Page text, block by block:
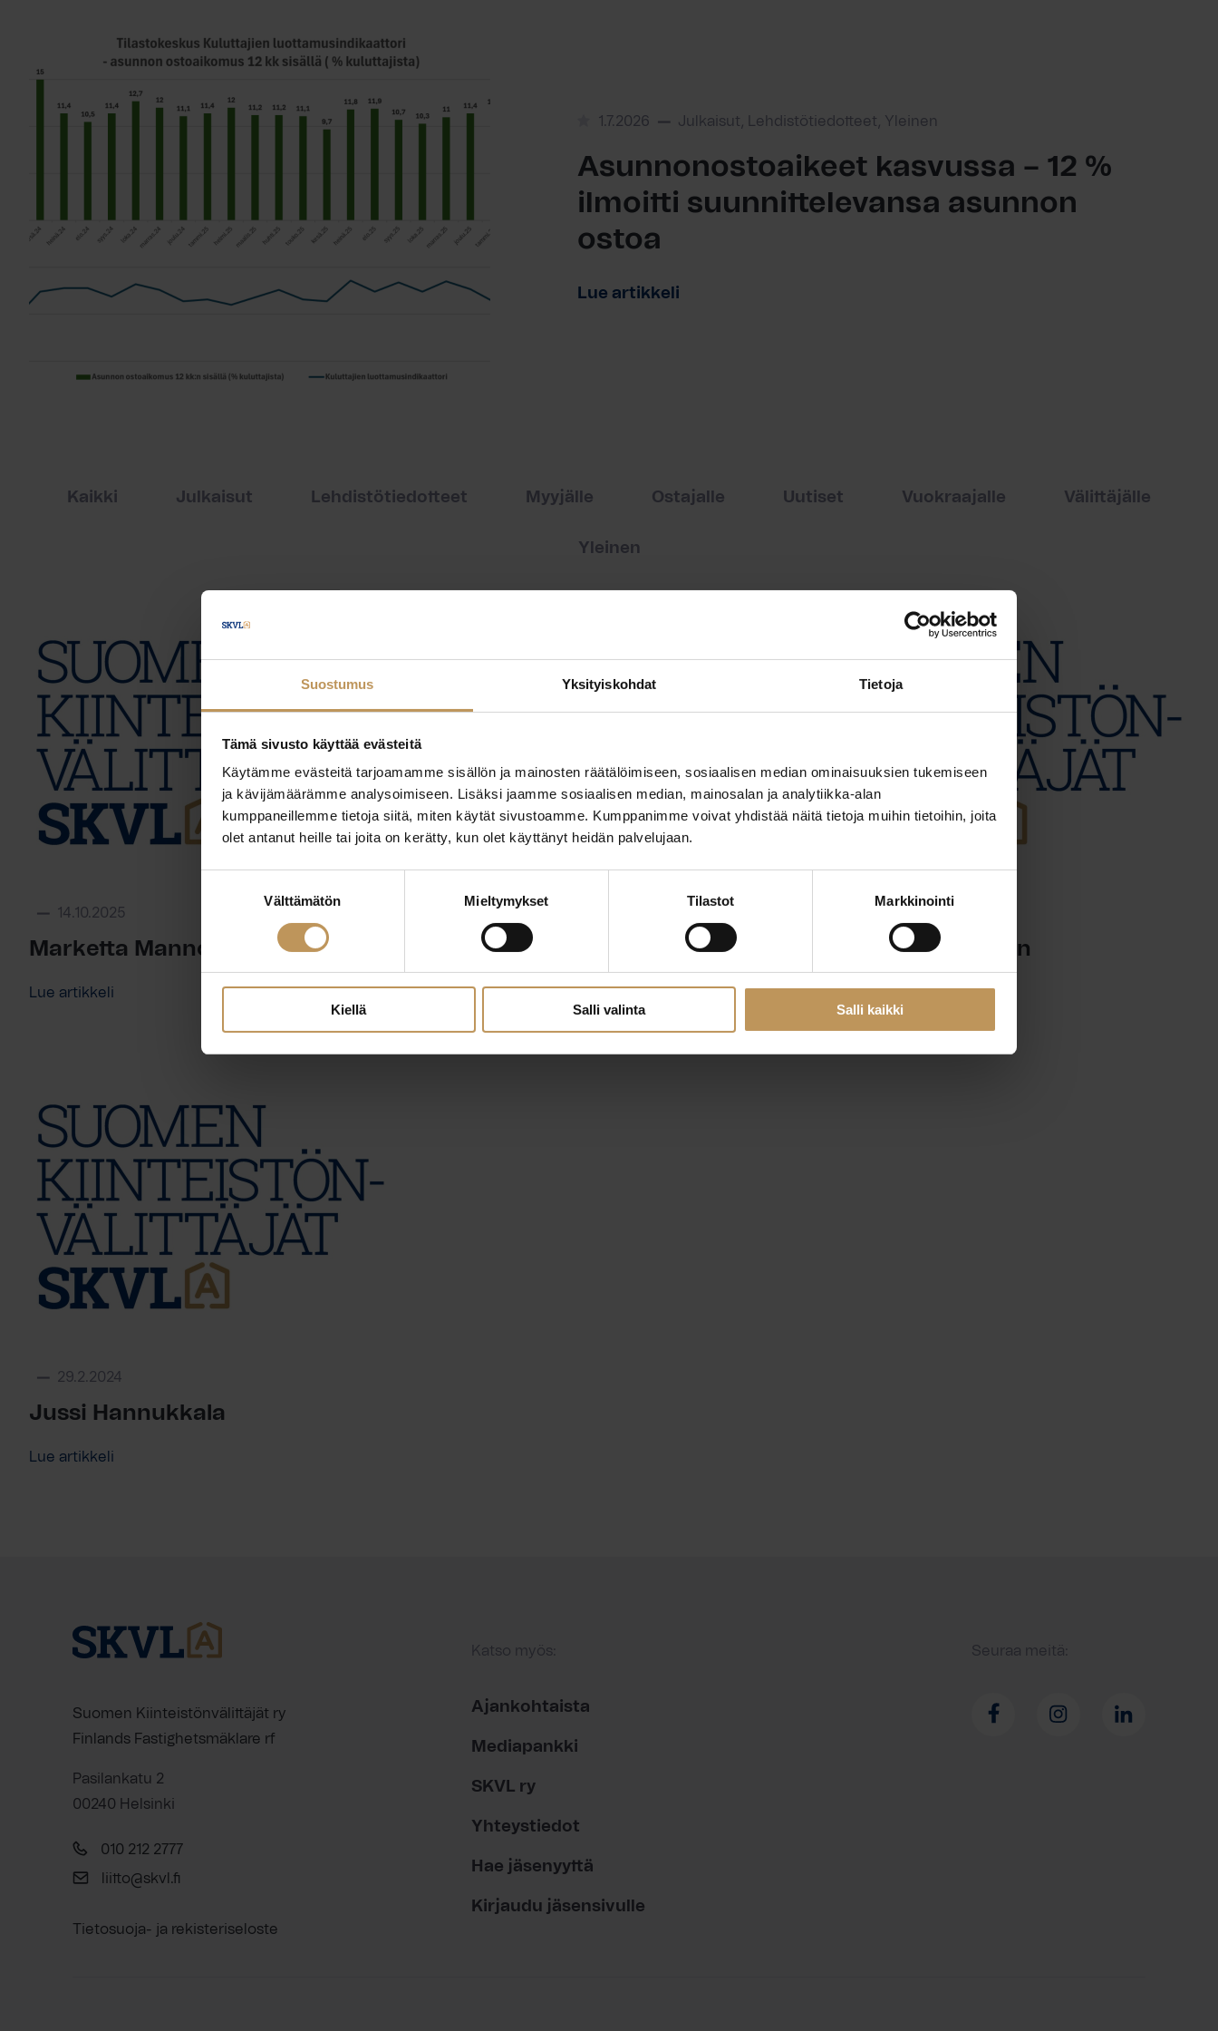
Suostumus Yksityiskohdat Tietoja
Tämä sivusto käyttää evästeitä
Käytämme evästeitä tarjoamamme sisällön ja mainosten räätälöimiseen, sosiaalisen median ominaisuuksien tukemiseen
ja kävijämäärämme analysoimiseen. Lisäksi jaamme sosiaalisen median, mainosalan ja analytiikka-alan
kumppaneillemme tietoja siitä, miten käytät sivustoamme. Kumppanimme voivat yhdistää näitä tietoja muihin tietoihin, joita
olet antanut heille tai joita on kerätty, kun olet käyttänyt heidän palvelujaan.
Välttämätön Mieltymykset Tilastot Markkinointi
Kiellä Salli valinta Salli kaikki
1.7.2026 Julkaisut, Lehdistötiedotteet, Yleinen
Asunnonostoaikeet kasvussa – 12 %
ilmoitti suunnittelevansa asunnon
ostoa
Lue artikkeli
Kaikki Julkaisut Lehdistötiedotteet Myyjälle Ostajalle Uutiset Vuokraajalle Välittäjälle
Yleinen
14.10.2025
Marketta Mannonen
Lue artikkeli
29.2.2024
Teemu Sihvonen
Lue artikkeli
Tuire Ruotsalainen
Lue artikkeli
29.2.2024
Jussi Hannukkala
Lue artikkeli
Suomen Kiinteistönvälittäjät ry
Finlands Fastighetsmäklare rf
Pasilankatu 2
00240 Helsinki
010 212 2777
liitto@skvl.fi
Tietosuoja- ja rekisteriseloste
Katso myös:
Ajankohtaista
Mediapankki
SKVL ry
Yhteystiedot
Hae jäsenyyttä
Kirjaudu jäsensivulle
Seuraa meitä: